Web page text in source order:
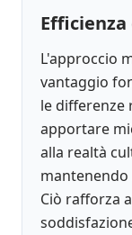
L'approccio
vantaggio
le differenze
apportare
alla realtà
Ciò rafforza